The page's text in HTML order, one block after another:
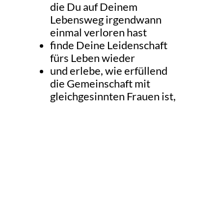
die Du auf Deinem
Lebensweg irgendwann
einmal verloren hast
finde Deine Leidenschaft
fürs Leben wieder
und erlebe, wie erfüllend
die Gemeinschaft mit
gleichgesinnten Frauen ist,